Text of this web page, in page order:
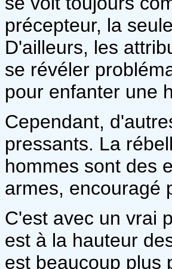
précepteur, la
D'ailleurs, les
se révéler
pour enfanter une
Cependant,
pressants. La
hommes sont des
armes, encouragé
C'est avec un vrai
est à la hauteur
est beaucoup plus